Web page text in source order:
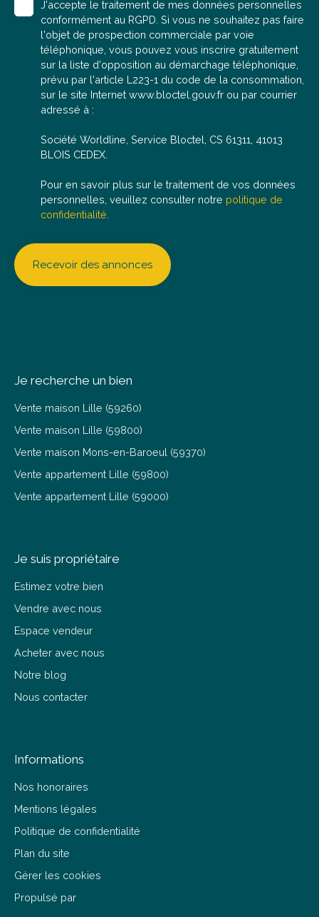
oublier de nous communiquer votre numéro de
téléphone et nous vous recontacterons très
rapidement. 👩🏻‍🦰 Morgane, négociatrice en
immobilier (RSAC 898 859 599), se tient à votre
disposition pour répondre à vos questions, organiser
une visite ou réaliser une estimation gratuite de votre
bien actuel.
J'accepte le traitement de mes données personnelles
conformément au RGPD. Si vous ne souhaitez pas faire
l'objet de prospection commerciale par voie
téléphonique, vous pouvez vous inscrire gratuitement
sur la liste d'opposition au démarchage téléphonique,
prévu par l'article L223-1 du code de la consommation,
sur le site Internet www.bloctel.gouv.fr ou par courrier
adressé à :
Société Worldline, Service Bloctel, CS 61311, 41013
BLOIS CEDEX.
Pour en savoir plus sur le traitement de vos données
personnelles, veuillez consulter notre politique de
confidentialité
Recevoir des annonces
Je recherche un bien
Vente maison Lille (59260)
Vente maison Lille (59800)
Vente maison Mons-en-Baroeul (59370)
Vente appartement Lille (59800)
Vente appartement Lille (59000)
Je suis propriétaire
Estimez votre bien
Vendre avec nous
Espace vendeur
Acheter avec nous
Notre blog
Nous contacter
Informations
Nos honoraires
Mentions légales
Politique de confidentialité
Plan du site
Gérer les cookies
Propulsé par